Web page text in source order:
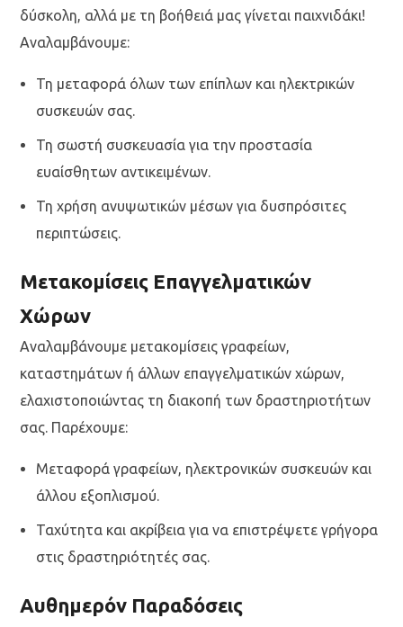
δύσκολη, αλλά με τη βοήθειά μας γίνεται παιχνιδάκι!
Αναλαμβάνουμε:
Τη μεταφορά όλων των επίπλων και ηλεκτρικών
συσκευών σας.
Τη σωστή συσκευασία για την προστασία
ευαίσθητων αντικειμένων.
Τη χρήση ανυψωτικών μέσων για δυσπρόσιτες
περιπτώσεις.
Μετακομίσεις Επαγγελματικών
Χώρων
Αναλαμβάνουμε μετακομίσεις γραφείων,
καταστημάτων ή άλλων επαγγελματικών χώρων,
ελαχιστοποιώντας τη διακοπή των δραστηριοτήτων
σας. Παρέχουμε:
Μεταφορά γραφείων, ηλεκτρονικών συσκευών και
άλλου εξοπλισμού.
Ταχύτητα και ακρίβεια για να επιστρέψετε γρήγορα
στις δραστηριότητές σας.
Αυθημερόν Παραδόσεις